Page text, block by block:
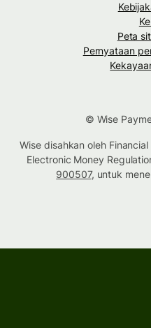
Peta
Pernyataan
© Wise
Wise disahkan oleh
Electronic Money
900507, untuk